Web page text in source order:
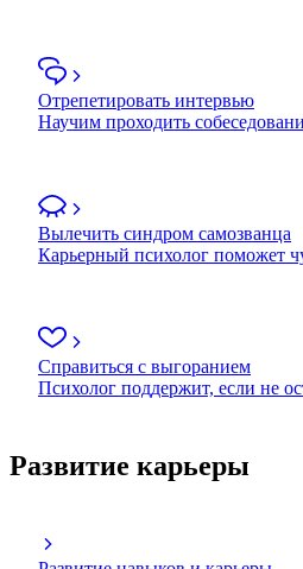
Отрепетировать интервью
Научим проходить
Вылечить синдром самозванца
Карьерный психолог поможет
Справиться с выгоранием
Психолог поддержит, если не
Развитие карьеры